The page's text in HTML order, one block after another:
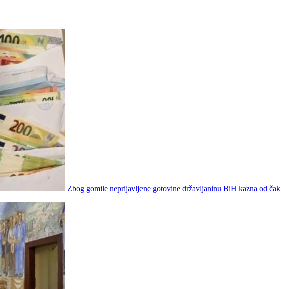
Zbog gomile neprijavljene gotovine državljaninu BiH kazna od čak